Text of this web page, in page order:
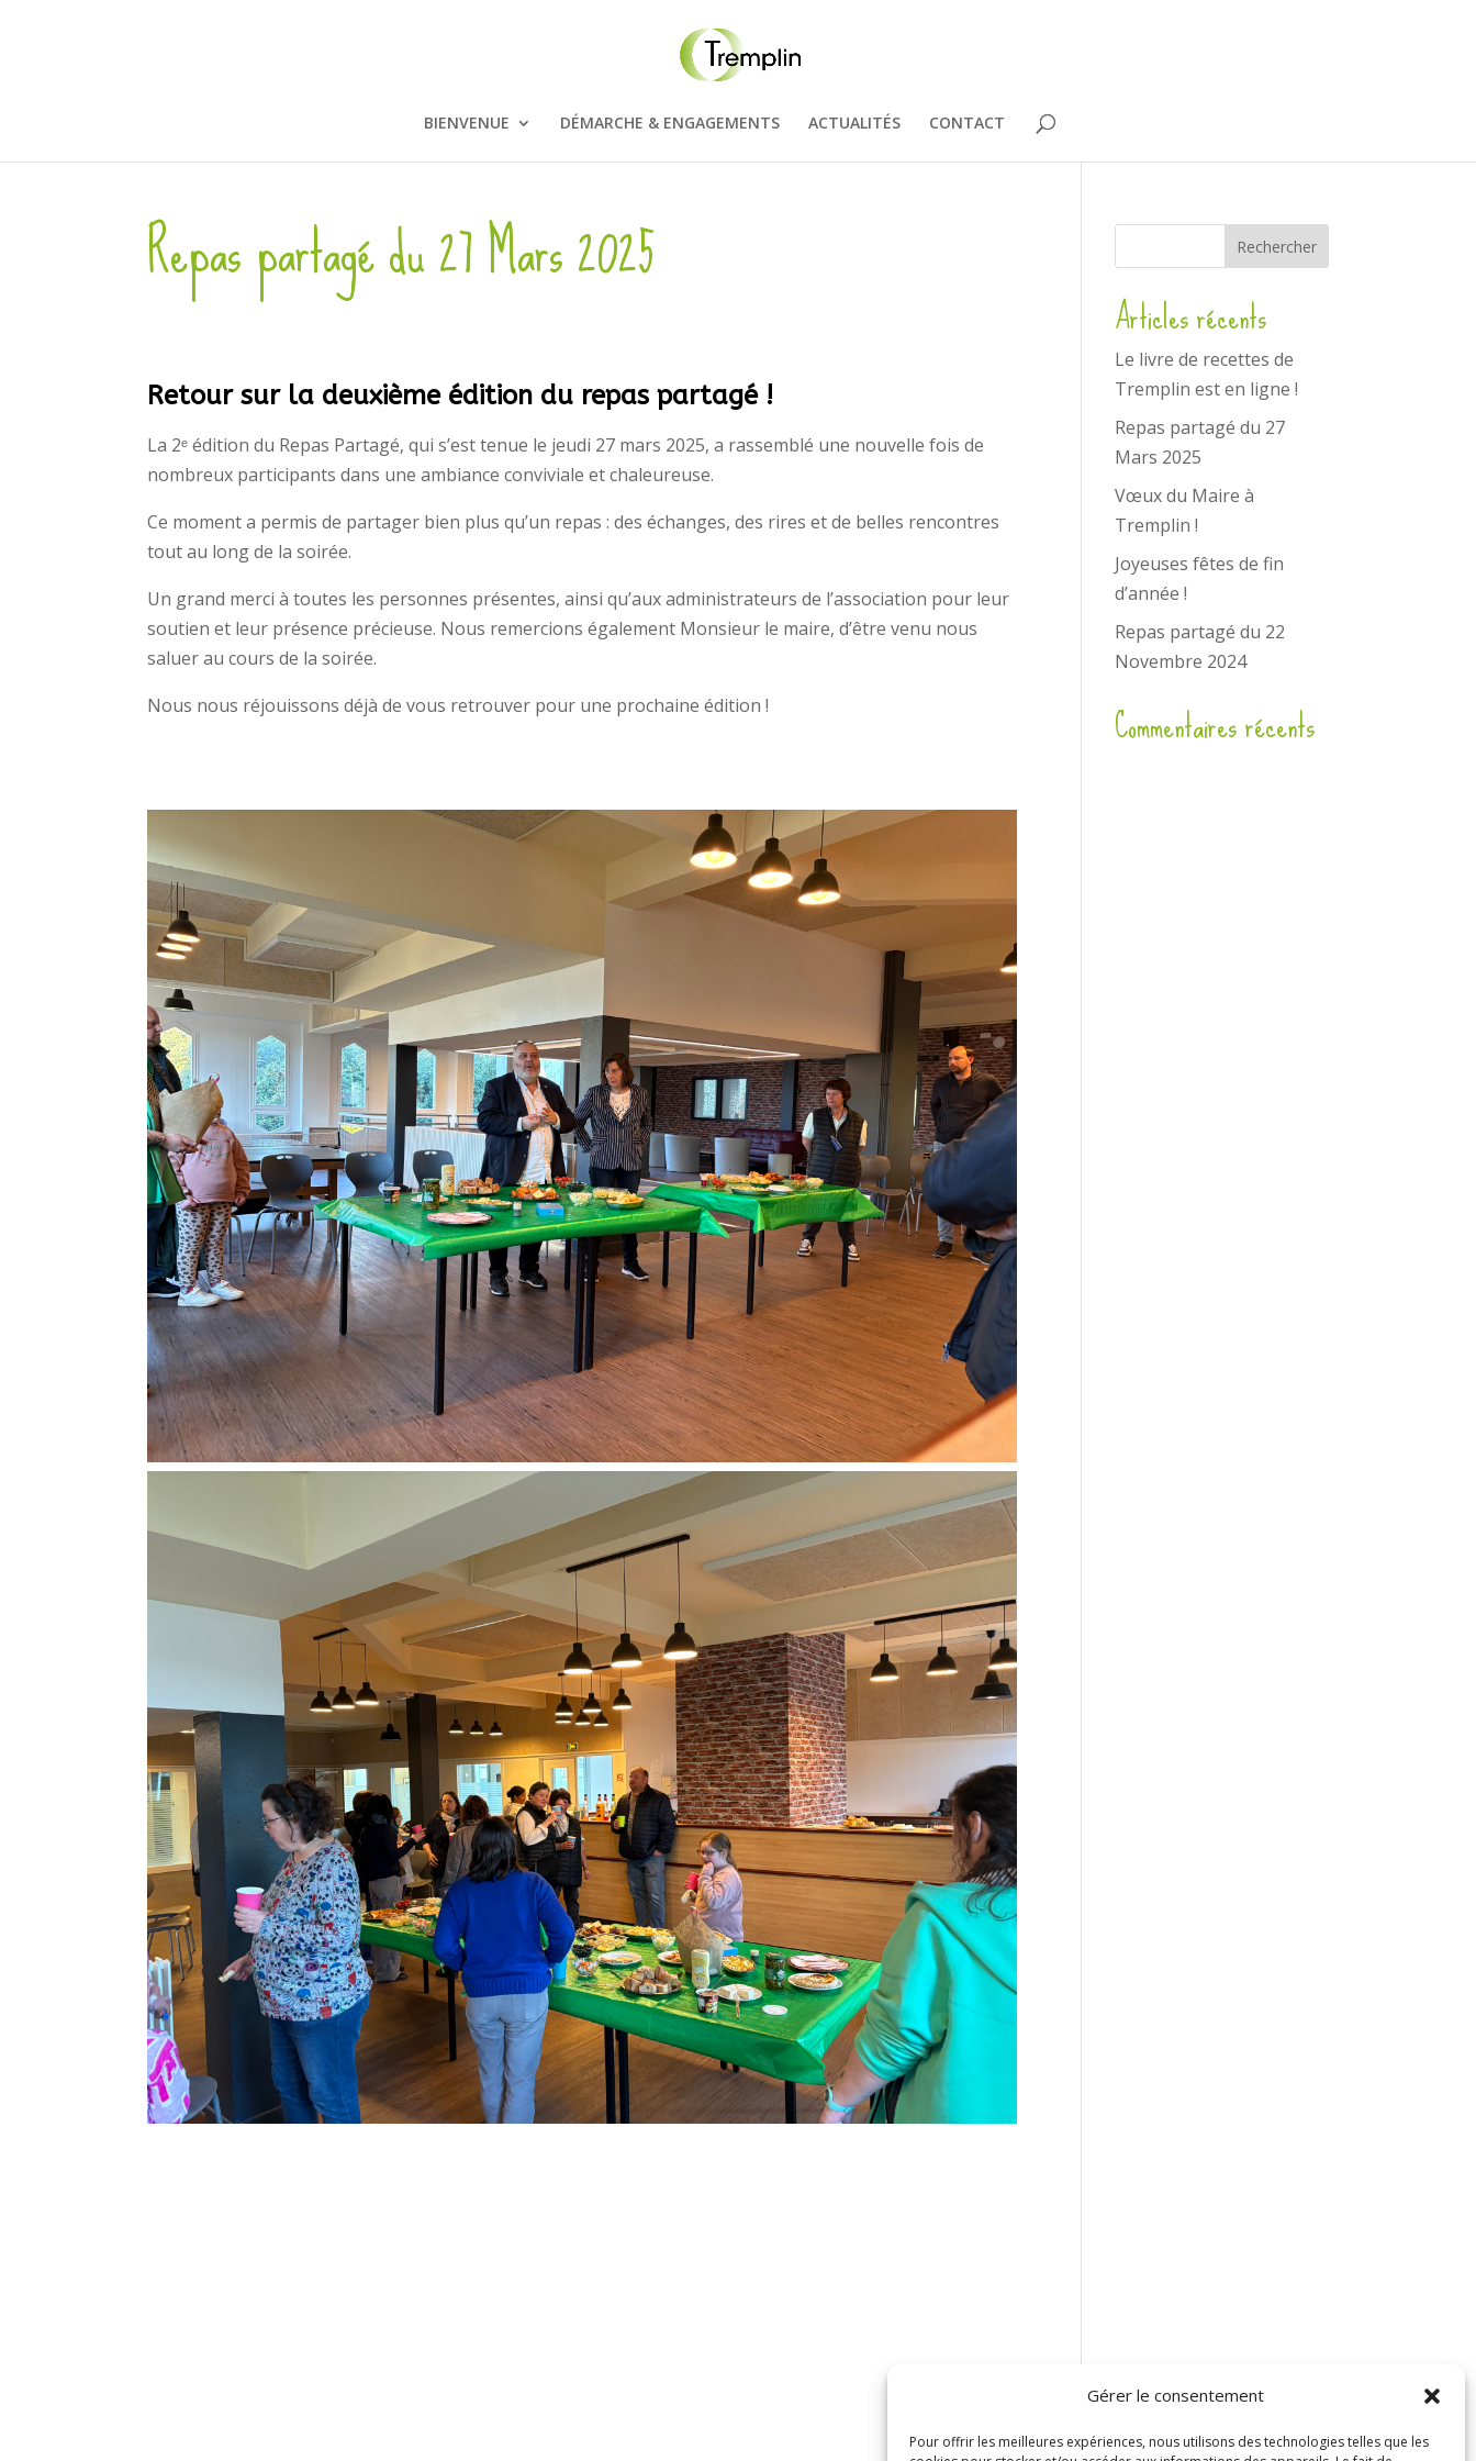
Gérer le consentement
Pour offrir les meilleures expériences, nous utilisons des technologies telles que les
BIENVENUE DÉMARCHE & ENGAGEMENTS ACTUALITÉS CONTACT
Repas partagé du 27 Mars 2025
Retour sur la deuxième édition du repas partagé !
La 2ᵉ édition du Repas Partagé, qui s’est tenue le jeudi 27 mars 2025, a rassemblé une nouvelle fois de
nombreux participants dans une ambiance conviviale et chaleureuse.
Ce moment a permis de partager bien plus qu’un repas : des échanges, des rires et de belles rencontres
tout au long de la soirée.
Un grand merci à toutes les personnes présentes, ainsi qu’aux administrateurs de l’association pour leur
soutien et leur présence précieuse. Nous remercions également Monsieur le maire, d’être venu nous
saluer au cours de la soirée.
Nous nous réjouissons déjà de vous retrouver pour une prochaine édition !
Articles récents
Le livre de recettes de
Tremplin est en ligne !
Repas partagé du 27
Mars 2025
Vœux du Maire à
Tremplin !
Joyeuses fêtes de fin
d’année !
Repas partagé du 22
Novembre 2024
Commentaires récents